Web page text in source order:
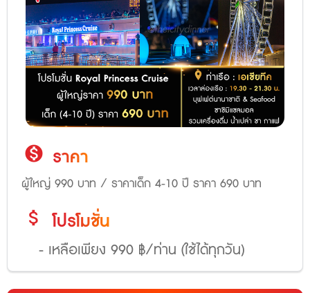
monetization_on ราคา
ผู้ใหญ่ 990 บาท / ราคาเด็ก 4-10 ปี ราคา 690 บาท
attach_money โปรโมชั่น
- เหลือเพียง 990 ฿/ท่าน (ใช้ได้ทุกวัน)